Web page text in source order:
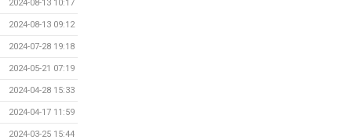
2024-08-13 10:17
2024-08-13 09:12
2024-07-28 19:18
2024-05-21 07:19
2024-04-28 15:33
2024-04-17 11:59
2024-03-25 15:44